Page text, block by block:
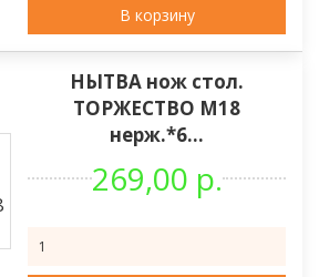
В корзину
НЫТВА нож стол.
ТОРЖЕСТВО М18
нерж.*6...
269,00 р.